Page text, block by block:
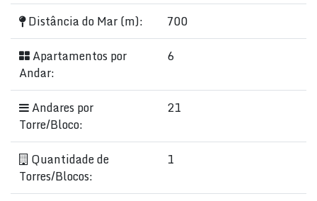
Distância do Mar (m):
700
Apartamentos por
Andar:
6
Andares por
Torre/Bloco:
21
Quantidade de
Torres/Blocos:
1